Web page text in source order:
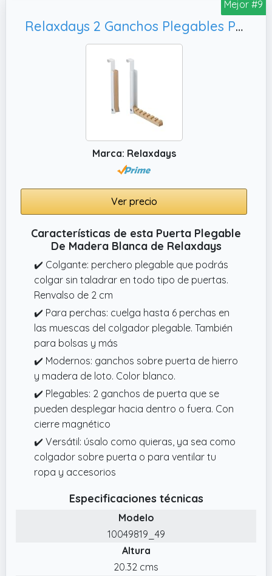
✔️ Seguridad y comodidad para mascotas:
con una distancia de 6 cm entre las barras, la
puerta para perros evita que los perros se
escapen. Así podrás disfrutar de más
Mejor #9
Relaxdays 2 Ganchos Plegables Puerta, Blanco
Marca: Relaxdays
Ver precio
Características de esta Puerta Plegable
De Madera Blanca de Relaxdays
✔️ Colgante: perchero plegable que podrás
colgar sin taladrar en todo tipo de puertas.
Renvalso de 2 cm
✔️ Para perchas: cuelga hasta 6 perchas en
las muescas del colgador plegable. También
para bolsas y más
✔️ Modernos: ganchos sobre puerta de hierro
y madera de loto. Color blanco.
✔️ Plegables: 2 ganchos de puerta que se
pueden desplegar hacia dentro o fuera. Con
cierre magnético
✔️ Versátil: úsalo como quieras, ya sea como
colgador sobre puerta o para ventilar tu
ropa y accesorios
Especificaciones técnicas
Modelo
10049819_49
Altura
20.32 cms